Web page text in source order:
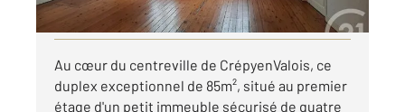
Visiter le site dédié
Au cœur du centreville de CrépyenValois, ce
duplex exceptionnel de 85m², situé au premier
étage d'un petit immeuble sécurisé de quatre